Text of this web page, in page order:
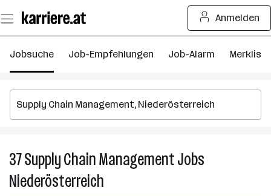
Seiteninhalt
springen
Anmelden
Jobsuche Job-Empfehlungen Job-Alarm Merkliste
37Supply Chain ManagementJobs
Niederösterreich